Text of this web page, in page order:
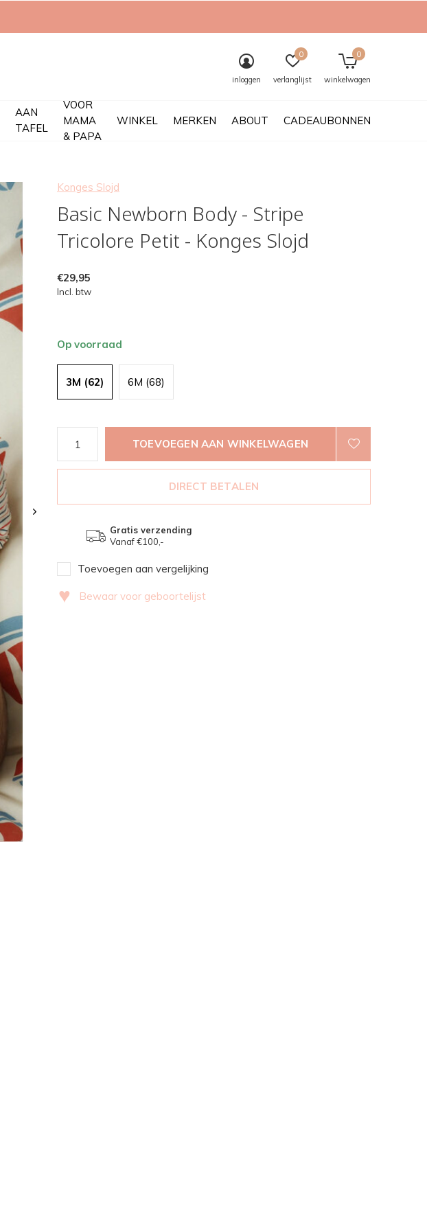
AAN
TAFEL
VOOR
MAMA
& PAPA
WINKEL MERKEN ABOUT CADEAUBONNEN
inloggen verlanglijst
0
winkelwagen
0
Konges Slojd
Basic Newborn Body - Stripe
Tricolore Petit - Konges Slojd
€29,95
Incl. btw
Op voorraad
3M (62) 6M (68)
TOEVOEGEN AAN WINKELWAGEN
DIRECT BETALEN
Gratis verzending
Vanaf €100,-
Toevoegen aan vergelijking
♥ Bewaar voor geboortelijst